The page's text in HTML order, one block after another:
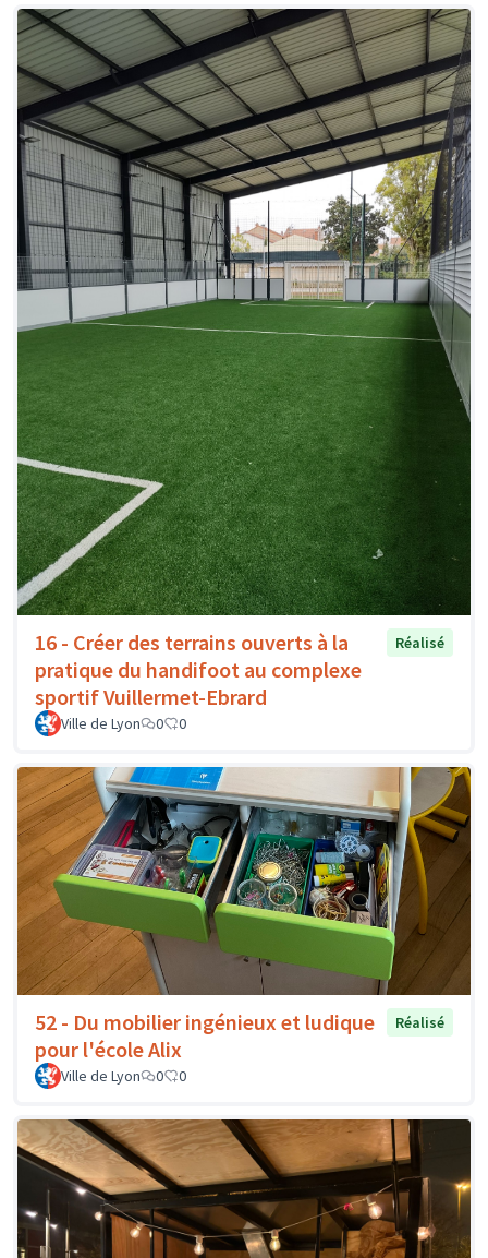
16 - Créer des terrains ouverts à la
pratique du handifoot au complexe
sportif Vuillermet-Ebrard
Réalisé
Ville de Lyon 0 0
52 - Du mobilier ingénieux et ludique
pour l'école Alix
Réalisé
Ville de Lyon 0 0